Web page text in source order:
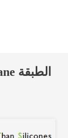
المنتجات ذات الصلة بـ Siloxane الطبقة